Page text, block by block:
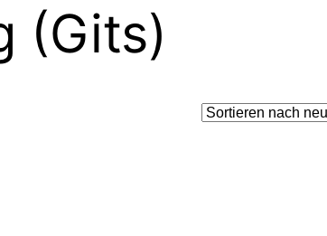
(Gits)